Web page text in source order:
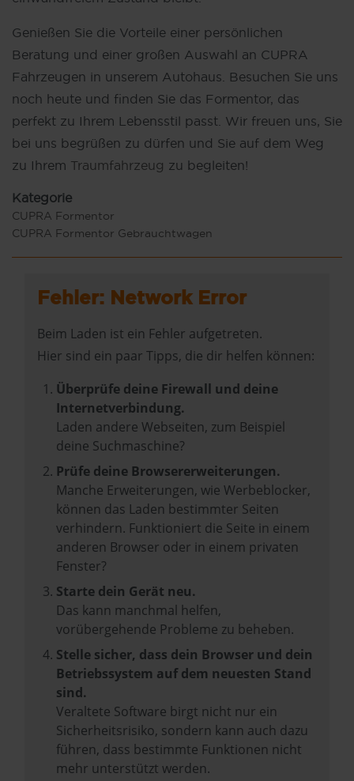
Genießen Sie die Vorteile einer persönlichen
Beratung und einer großen Auswahl an CUPRA
Fahrzeugen in unserem Autohaus. Besuchen Sie uns
noch heute und finden Sie das Formentor, das
perfekt zu Ihrem Lebensstil passt. Wir freuen uns, Sie
bei uns begrüßen zu dürfen und Sie auf dem Weg
zu Ihrem Traumfahrzeug zu begleiten!
Kategorie
CUPRA Formentor
CUPRA Formentor Gebrauchtwagen
Fehler: Network Error
Beim Laden ist ein Fehler aufgetreten.
Hier sind ein paar Tipps, die dir helfen können:
Überprüfe deine Firewall und deine
Internetverbindung.
Laden andere Webseiten, zum Beispiel
deine Suchmaschine?
Prüfe deine Browsererweiterungen.
Manche Erweiterungen, wie Werbeblocker,
können das Laden bestimmter Seiten
verhindern. Funktioniert die Seite in einem
anderen Browser oder in einem privaten
Fenster?
Starte dein Gerät neu.
Das kann manchmal helfen,
vorübergehende Probleme zu beheben.
Stelle sicher, dass dein Browser und dein
Betriebssystem auf dem neuesten Stand
sind.
Veraltete Software birgt nicht nur ein
Sicherheitsrisiko, sondern kann auch dazu
führen, dass bestimmte Funktionen nicht
mehr unterstützt werden.